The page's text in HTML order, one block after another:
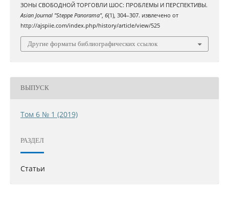
ЗОНЫ СВОБОДНОЙ ТОРГОВЛИ ШОС: ПРОБЛЕМЫ И ПЕРСПЕКТИВЫ.
Asian Journal "Steppe Panorama", 6(1), 304–307. извлечено от
http://ajspiie.com/index.php/history/article/view/525
Другие форматы библиографических ссылок
ВЫПУСК
Том 6 № 1 (2019)
РАЗДЕЛ
Статьи